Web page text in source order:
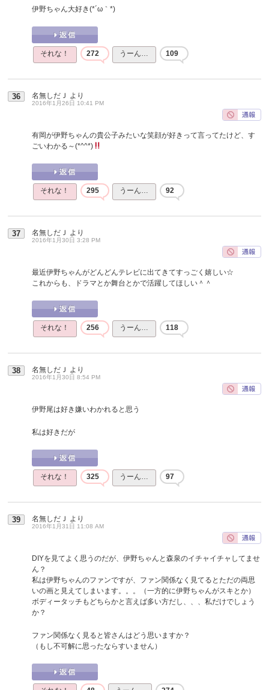
伊野ちゃん大好き(*´ω｀*)
それな！ 272 うーん… 109
36 名無しだＪ より
2016年1月26日 10:41 PM
有岡が伊野ちゃんの貴公子みたいな笑顔が好きって言ってたけど、す
ごいわかる～(*^^*)
それな！ 295 うーん… 92
37 名無しだＪ より
2016年1月30日 3:28 PM
最近伊野ちゃんがどんどんテレビに出てきてすっごく嬉しい☆
これからも、ドラマとか舞台とかで活躍してほしい＾＾
それな！ 256 うーん… 118
38 名無しだＪ より
2016年1月30日 8:54 PM
伊野尾は好き嫌いわかれると思う
私は好きだが
それな！ 325 うーん… 97
39 名無しだＪ より
2016年1月31日 11:08 AM
DIYを見てよく思うのだが、伊野ちゃんと森泉のイチャイチャしてませ
ん？
私は伊野ちゃんのファンですが、ファン関係なく見てるとただの両思
いの画と見えてしまいます。。。（一方的に伊野ちゃんがスキとか）
ボディータッチもどちらかと言えば多い方だし、、、私だけでしょう
か？
ファン関係なく見ると皆さんはどう思いますか？
（もし不可解に思ったならすいません）